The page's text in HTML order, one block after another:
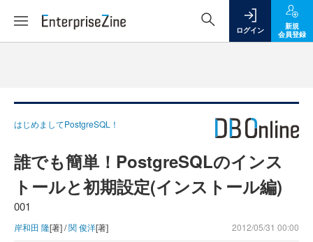
ログイン
新規
会員登録
はじめましてPostgreSQL！
誰でも簡単！PostgreSQLのインス
トールと初期設定(インストール編)
001
岸和田 隆[著] /関 俊洋[著] 2012/05/31 00:00